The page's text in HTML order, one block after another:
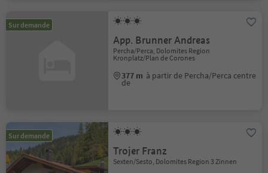
Sur demande
App. Brunner Andreas
Percha/Perca, Dolomites Region
Kronplatz/Plan de Corones
377 m à partir de Percha/Perca centre
de
Sur demande
Trojer Franz
Sexten/Sesto, Dolomites Region 3 Zinnen